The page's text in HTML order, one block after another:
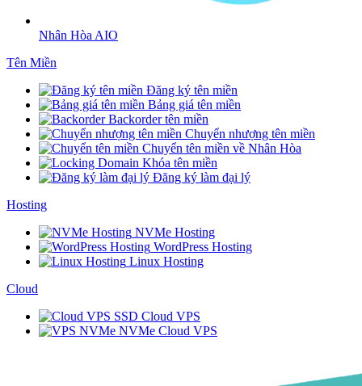
Nhân Hòa AIO
Tên Miền
Đăng ký tên miền
Bảng giá tên miền
Backorder tên miền
Chuyển nhượng tên miền
Chuyển tên miền về Nhân Hòa
Khóa tên miền
Đăng ký làm đại lý
Hosting
NVMe Hosting
WordPress Hosting
Linux Hosting
Cloud
SSD Cloud VPS
NVMe Cloud VPS